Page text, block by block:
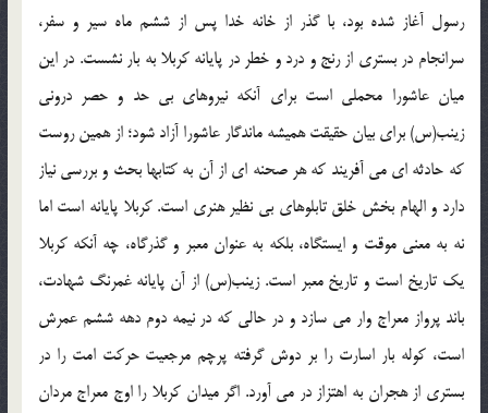
رسول آغاز شده بود، با گذر از خانه خدا پس از ششم ماه سير و سفر،
سرانجام در بستري از رنج و درد و خطر در پايانه کربلا به بار نشست. در اين
ميان عاشورا محملي است براي آنکه نيروهاي بي حد و حصر دروني
زينب(س) براي بيان حقيقت هميشه ماندگار عاشورا آزاد شود؛ از همين روست
که حادثه اي مي آفريند که هر صحنه اي از آن به کتابها بحث و بررسي نياز
دارد و الهام بخش خلق تابلوهاي بي نظير هنري است. کربلا پايانه است اما
نه به معني موقت و ايستگاه، بلکه به عنوان معبر و گذرگاه، چه آنکه کربلا
يک تاريخ است و تاريخ معبر است. زينب(س) از آن پايانه غمرنگ شهادت،
باند پرواز معراج وار مي سازد و در حالي که در نيمه دوم دهه ششم عمرش
است، کوله بار اسارت را بر دوش گرفته پرچم مرجعيت حرکت امت را در
بستري از هجران به اهتزاز در مي آورد. اگر ميدان کربلا را اوج معراج مردان